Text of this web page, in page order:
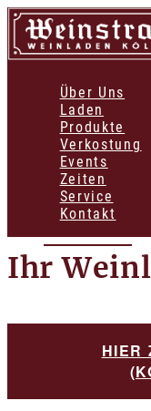
Über Uns
Laden
Produkte
Verkostung
Events
Zeiten
Service
Kontakt
HIER